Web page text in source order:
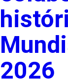
2026